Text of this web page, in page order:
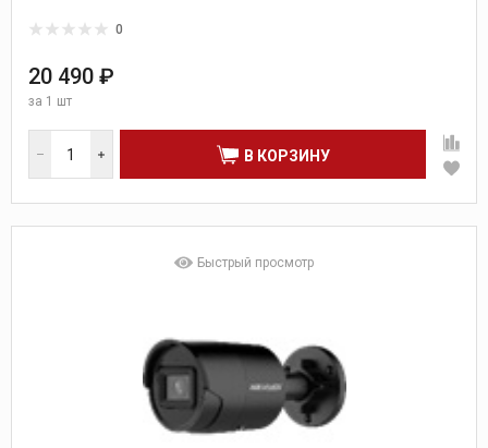
0
20 490 ₽
за 1 шт
В КОРЗИНУ
Быстрый просмотр